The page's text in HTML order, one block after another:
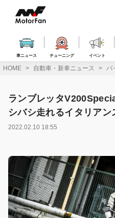
ス
車ニュース チューニング イベント
HOME 自動車・新車ニュース バ
ランブレッタ
シバシ走れるイタリアン
2022.02.10 18:55